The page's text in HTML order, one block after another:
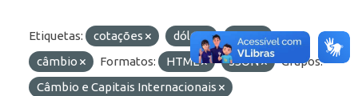
Etiquetas: cotações dólar
ptax
câmbio
Formatos: HTML JSON
Grupos:
Câmbio e Capitais Internacionais